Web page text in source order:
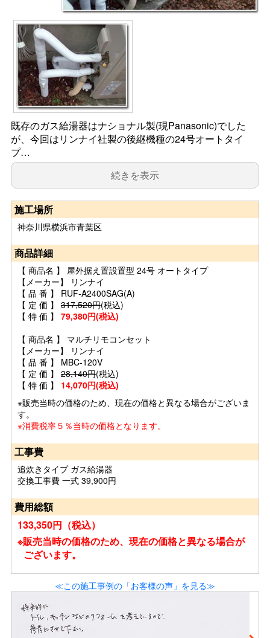
既存のガス給湯器はナショナル製(現Panasonic)でした
が、今回はリンナイ社製の後継機種の24号オートタイ
プ…
続きを表示
施工場所
神奈川県横浜市青葉区
商品詳細
【 商品名 】 屋外据え置設置型 24号 オートタイプ
【メーカー】 リンナイ
【 品 番 】 RUF-A2400SAG(A)
【 定 価 】 317,520円(税込)
【 特 価 】 79,380円(税込)
【 商品名 】 マルチリモコンセット
【メーカー】 リンナイ
【 品 番 】 MBC-120V
【 定 価 】 28,140円(税込)
【 特 価 】 14,070円(税込)
※販売当時の価格のため、現在の価格と異なる場合がございま
す。
※消費税率５％当時の価格となります。
工事費
追炊きタイプ ガス給湯器
交換工事費 一式 39,900円
費用総額
133,350円（税込）
※販売当時の価格のため、現在の価格と異なる場合が
ございます。
≪この施工事例の「お客様の声」を見る≫